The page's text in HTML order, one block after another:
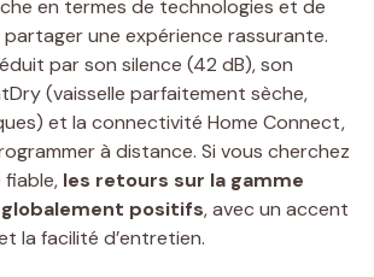
en termes de technologies et de
une expérience rassurante.
par son silence (42 dB), son
(vaisselle parfaitement sèche,
et la connectivité Home Connect,
à distance. Si vous cherchez
fiable, les retours sur la gamme
positifs, avec un accent
la facilité d’entretien.